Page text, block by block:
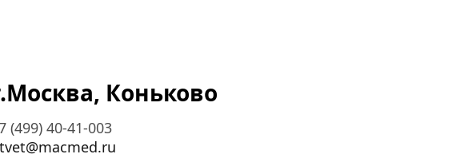
Коньково
(499) 40-41-003